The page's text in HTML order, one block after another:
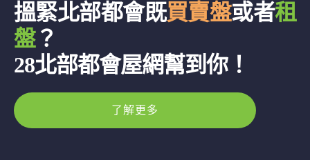
搵緊北部都會既買賣盤或者租
盤？
28北部都會屋網幫到你！
了解更多